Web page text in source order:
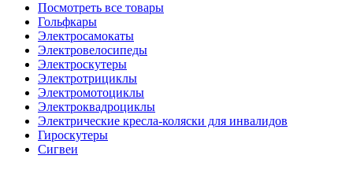
Посмотреть все товары
Гольфкары
Электросамокаты
Электровелосипеды
Электроскутеры
Электротрициклы
Электромотоциклы
Электроквадроциклы
Электрические кресла-коляски для инвалидов
Гироскутеры
Сигвеи